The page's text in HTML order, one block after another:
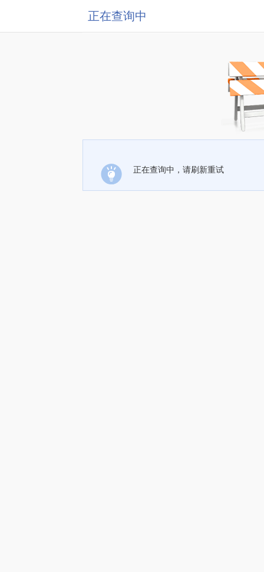
正在查询中
正在查询中，请刷新重试